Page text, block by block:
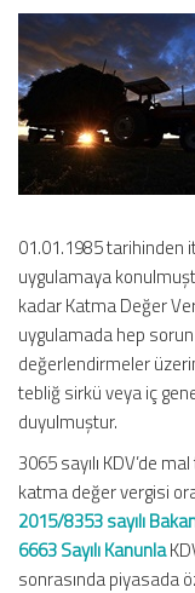
01.01.1985 tarihinden
uygulamaya
kadar Katma Değer
uygulamada hep
değerlendirmeler
tebliğ sirkü veya iç
duyulmuştur.
3065 sayılı KDV’de
katma değer vergisi
2015/8353 sayılı
6663 Sayılı Kanunla
sonrasında piyasada